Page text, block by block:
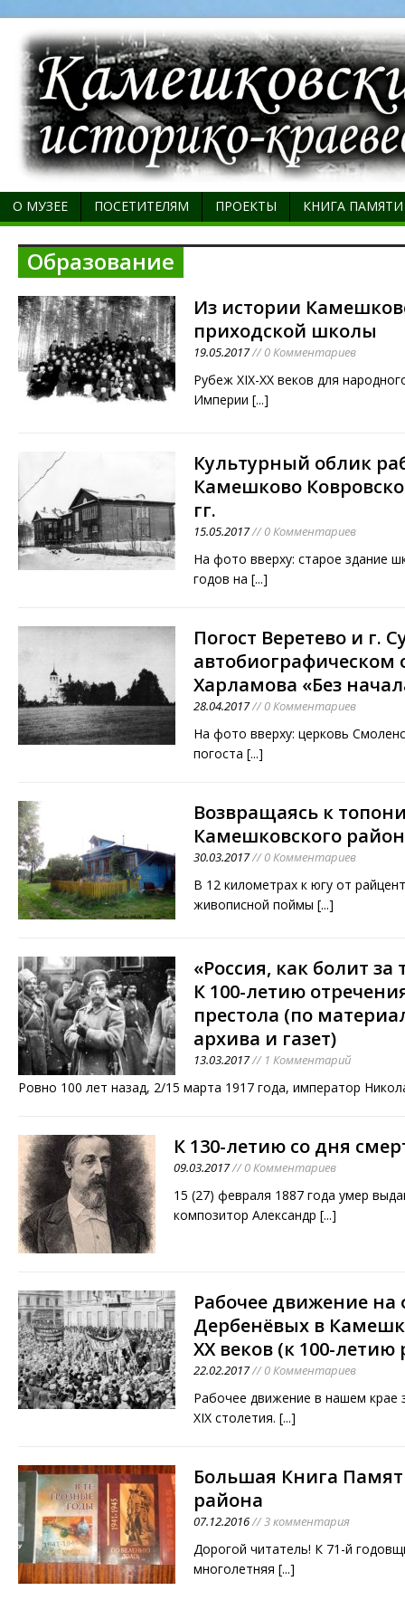
О МУЗЕЕ ПОСЕТИТЕЛЯМ ПРОЕКТЫ КНИГА ПАМЯТИ
Образование
Из истории
приходской школы
19.05.2017// 0 Комментариев
Рубеж XIX-XX веков для
Империи [...]
Культурный облик
Камешково
гг.
15.05.2017// 0 Комментариев
На фото вверху: старое здание
годов на [...]
Погост Веретево и г.
автобиографическом
Харламова «Без
28.04.2017// 0 Комментариев
На фото вверху: церковь
погоста [...]
Возвращаясь к
Камешковского
30.03.2017// 0 Комментариев
В 12 километрах к югу от
живописной поймы [...]
«Россия, как болит за
К 100-летию
престола (по
архива и газет)
13.03.2017// 1 Комментарий
Ровно 100 лет назад, 2/15 марта 1917 года, император
К 130-летию со дня
09.03.2017// 0 Комментариев
15 (27) февраля 1887 года умер
композитор Александр [...]
Рабочее движение на
Дербенёвых в
XX веков (к 100-
22.02.2017// 0 Комментариев
Рабочее движение в нашем крае
XIX столетия. [...]
Большая Книга
района
07.12.2016// 3 комментария
Дорогой читатель! К 71-й
многолетняя [...]